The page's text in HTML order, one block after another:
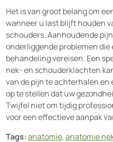
Het is van groot belang om
wanneer u last blijft houden
schouders. Aanhoudende
onderliggende problemen die
behandeling vereisen. Een
nek- en schouderklachten
van de pijn te achterhalen en
op te stellen dat uw
Twijfel niet om tijdig
voor een effectieve aanpak
Tags:anatomie,anatomie